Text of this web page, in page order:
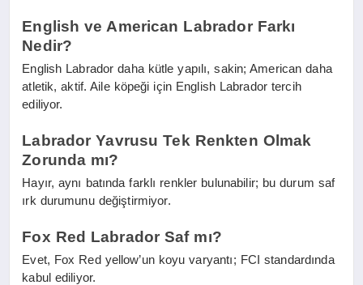
English ve American Labrador Farkı
Nedir?
English Labrador daha kütle yapılı, sakin; American daha
atletik, aktif. Aile köpeği için English Labrador tercih
ediliyor.
Labrador Yavrusu Tek Renkten Olmak
Zorunda mı?
Hayır, aynı batında farklı renkler bulunabilir; bu durum saf
ırk durumunu değiştirmiyor.
Fox Red Labrador Saf mı?
Evet, Fox Red yellow’un koyu varyantı; FCI standardında
kabul ediliyor.